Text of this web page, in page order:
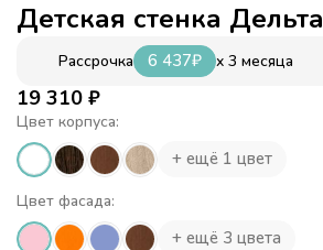
Детская стенка Дельта
Рассрочка 6 437₽ x 3 месяца
Цвет корпуса:
+ ещё 1 цвет
Цвет фасада:
+ ещё 3 цвета
19 310 ₽